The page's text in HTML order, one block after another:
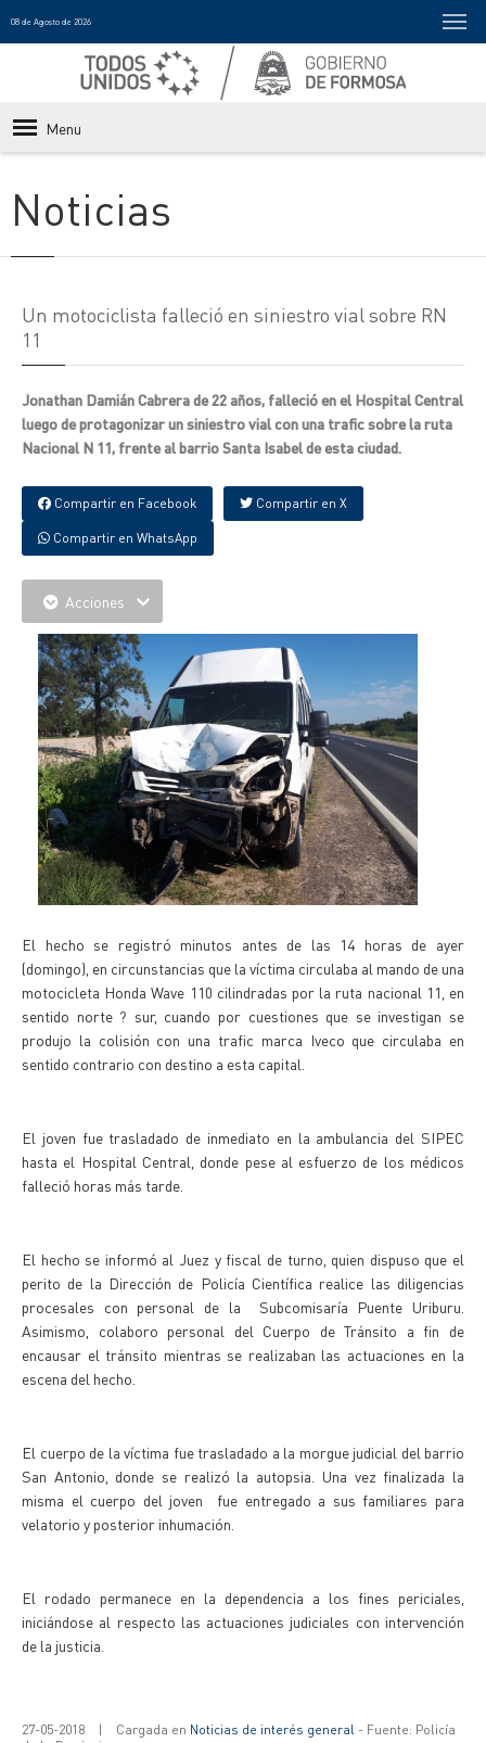
08 de Agosto de 2026
Menu
Noticias
Un motociclista falleció en siniestro vial sobre RN
11
Jonathan Damián Cabrera de 22 años, falleció en el Hospital Central
luego de protagonizar un siniestro vial con una trafic sobre la ruta
Nacional N 11, frente al barrio Santa Isabel de esta ciudad.
Compartir en Facebook Compartir en X
Compartir en WhatsApp
Acciones
El hecho se registró minutos antes de las 14 horas de ayer
(domingo), en circunstancias que la víctima circulaba al mando de una
motocicleta Honda Wave 110 cilindradas por la ruta nacional 11, en
sentido norte ? sur, cuando por cuestiones que se investigan se
produjo la colisión con una trafic marca Iveco que circulaba en
sentido contrario con destino a esta capital.
El joven fue trasladado de inmediato en la ambulancia del SIPEC
hasta el Hospital Central, donde pese al esfuerzo de los médicos
falleció horas más tarde.
El hecho se informó al Juez y fiscal de turno, quien dispuso que el
perito de la Dirección de Policía Científica realice las diligencias
procesales con personal de la Subcomisaría Puente Uriburu.
Asimismo, colaboro personal del Cuerpo de Tránsito a fin de
encausar el tránsito mientras se realizaban las actuaciones en la
escena del hecho.
El cuerpo de la víctima fue trasladado a la morgue judicial del barrio
San Antonio, donde se realizó la autopsia. Una vez finalizada la
misma el cuerpo del joven fue entregado a sus familiares para
velatorio y posterior inhumación.
El rodado permanece en la dependencia a los fines periciales,
iniciándose al respecto las actuaciones judiciales con intervención
de la justicia.
27-05-2018 | Cargada en Noticias de interés general - Fuente: Policía